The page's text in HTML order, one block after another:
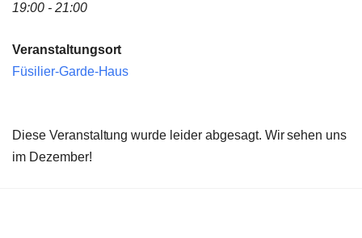
19:00 - 21:00
Veranstaltungsort
Füsilier-Garde-Haus
Diese Veranstaltung wurde leider abgesagt. Wir sehen uns
im Dezember!